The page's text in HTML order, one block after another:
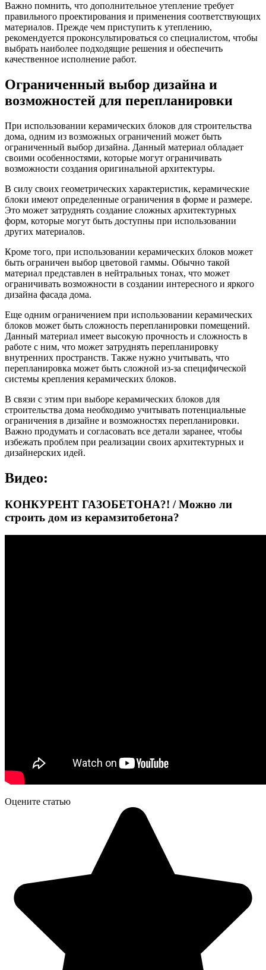
Важно помнить, что дополнительное утепление требует
правильного проектирования и применения соответствующих
материалов. Прежде чем приступить к утеплению,
рекомендуется проконсультироваться со специалистом, чтобы
выбрать наиболее подходящие решения и обеспечить
качественное исполнение работ.
Ограниченный выбор дизайна и
возможностей для перепланировки
При использовании керамических блоков для строительства
дома, одним из возможных ограничений может быть
ограниченный выбор дизайна. Данный материал обладает
своими особенностями, которые могут ограничивать
возможности создания оригинальной архитектуры.
В силу своих геометрических характеристик, керамические
блоки имеют определенные ограничения в форме и размере.
Это может затруднять создание сложных архитектурных
форм, которые могут быть доступны при использовании
других материалов.
Кроме того, при использовании керамических блоков может
быть ограничен выбор цветовой гаммы. Обычно такой
материал представлен в нейтральных тонах, что может
ограничивать возможности в создании интересного и яркого
дизайна фасада дома.
Еще одним ограничением при использовании керамических
блоков может быть сложность перепланировки помещений.
Данный материал имеет высокую прочность и сложность в
работе с ним, что может затруднять перепланировку
внутренних пространств. Также нужно учитывать, что
перепланировка может быть сложной из-за специфической
системы крепления керамических блоков.
В связи с этим при выборе керамических блоков для
строительства дома необходимо учитывать потенциальные
ограничения в дизайне и возможностях перепланировки.
Важно продумать и согласовать все детали заранее, чтобы
избежать проблем при реализации своих архитектурных и
дизайнерских идей.
Видео:
КОНКУРЕНТ ГАЗОБЕТОНА?! / Можно ли
строить дом из керамзитобетона?
Оцените статью